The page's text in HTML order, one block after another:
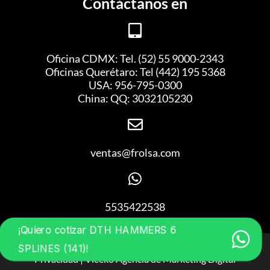
Oficina CDMX: Tel. (52) 55 9000-2343
Oficinas Querétaro: Tel (442) 195 5368
USA: 956-795-0300
China: QQ: 3032105230
ventas@frolsa.com
5535422538
FROL ® Derechos Reservados 2023 | Aviso de
Privacidad | VleekoAgencia de Marketing Digital
¡Quiero cotizar DTH HAMMERS 6
SPLINES (141)!